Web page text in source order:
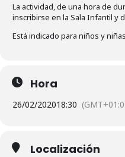
La actividad, de una hora de
inscribirse en la Sala Infantil y
Está indicado para niños y
Hora
26/02/202018:30
Localización